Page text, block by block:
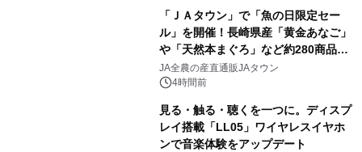
「ＪＡタウン」で「魚の日限定セー
ル」を開催！長崎県産「黄金あなご」
や「天然本まぐろ」など約280商品を
販売！～毎月１０日の定例企画～
JA全農の産直通販JAタウン
4時間前
見る・触る・聴くを一つに。ディスプ
レイ搭載「LL05」ワイヤレスイヤホ
ンで音楽体験をアップデート